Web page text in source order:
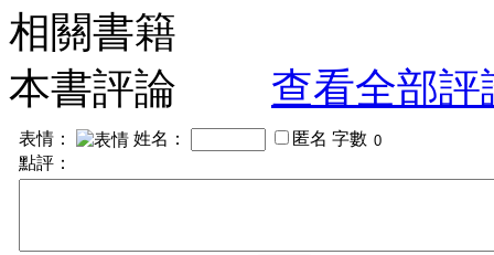
相關書籍
本書評論
查看全部評
表情： 姓名： 匿名 字數
點評：